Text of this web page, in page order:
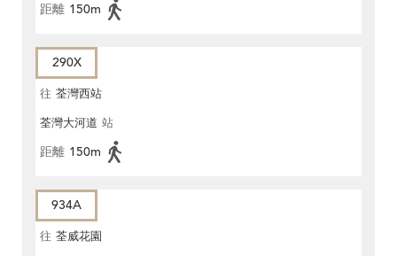
距離 150m
290X
往 荃灣西站
荃灣大河道 站
距離 150m
934A
往 荃威花園